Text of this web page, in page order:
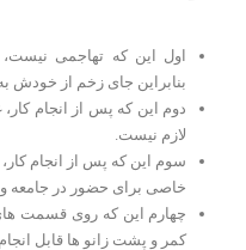
اول این که تهاجمی نیست،
بنابراین جای زخم از خودش
دوم این که پس از انجام
لازم نیست.
سوم این که پس از انجام
خاصی برای حضور در جامعه
چهارم این که روی قسمت
کمر و پشت زانو ها قابل